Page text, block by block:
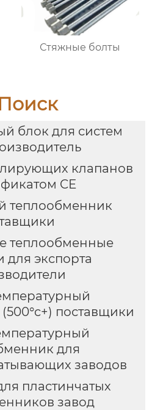
Стяжные болты
блок для систем
клапанов
CE
теплообменник
теплообменные
для экспорта
поставщики
для
заводов
пластинчатых
завод